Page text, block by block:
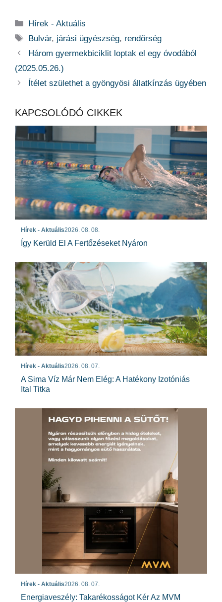
Kategória
Hírek - Aktuális
Címkék
Bulvár, járási ügyészség, rendőrség
Három gyermekbiciklit loptak el egy óvodából
(2025.05.26.)
Ítélet születhet a gyöngyösi állatkínzás ügyében
KAPCSOLÓDÓ CIKKEK
Hírek - Aktuális2026. 08. 08.
Így Kerüld El A Fertőzéseket Nyáron
Hírek - Aktuális2026. 08. 07.
A Sima Víz Már Nem Elég: A Hatékony Izotóniás
Ital Titka
Hírek - Aktuális2026. 08. 07.
Energiaveszély: Takarékosságot Kér Az MVM